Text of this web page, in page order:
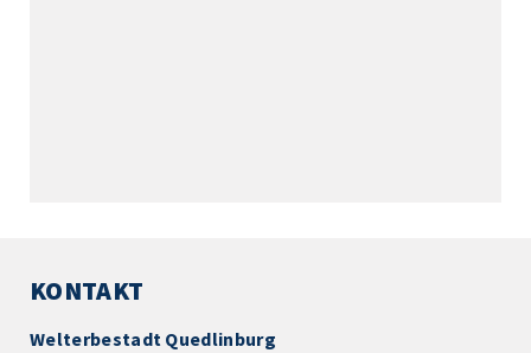
KONTAKT
Welterbestadt Quedlinburg